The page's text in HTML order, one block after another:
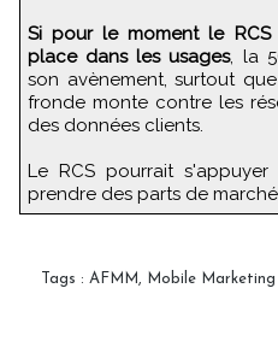
Si pour le moment le
place dans les usages, la
son avènement, surtout
fronde monte contre les
des données clients.
Le RCS pourrait
prendre des parts de
Tags : AFMM, Mobile